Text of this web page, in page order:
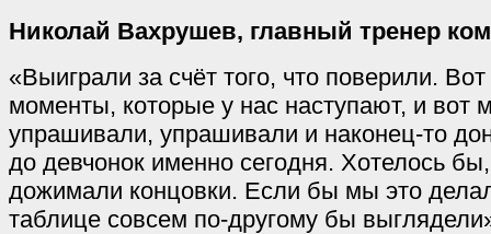
Николай Вахрушев, главный тренер
«Выиграли за счёт того, что поверили.
моменты, которые у нас наступают, и вот
упрашивали, упрашивали и наконец-то
до девчонок именно сегодня. Хотелось
дожимали концовки. Если бы мы это
таблице совсем по-другому бы